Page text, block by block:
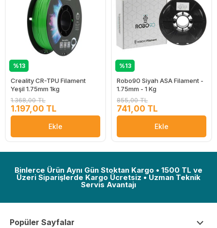
%13
Creality CR-TPU Filament
Yeşil 1.75mm 1kg
1.368,00 TL
1.197,00 TL
Ekle
%13
Robo90 Siyah ASA Filament -
1.75mm - 1 Kg
855,00 TL
741,00 TL
Ekle
Binlerce Ürün Aynı Gün Stoktan Kargo • 1500 TL ve
Üzeri Siparişlerde Kargo Ücretsiz • Uzman Teknik
Servis Avantajı
Popüler Sayfalar